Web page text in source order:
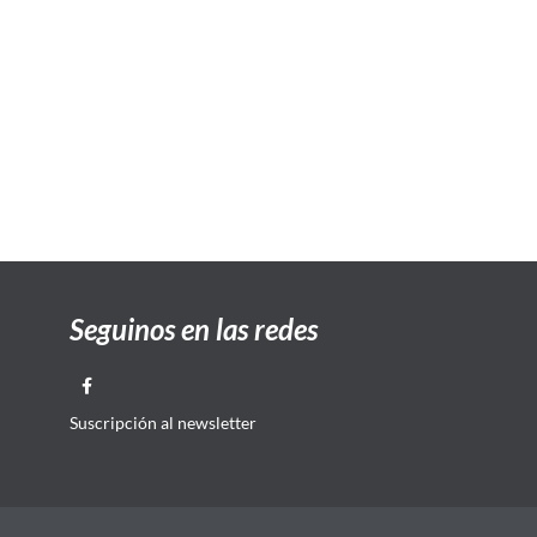
Seguinos en las redes
Suscripción al newsletter